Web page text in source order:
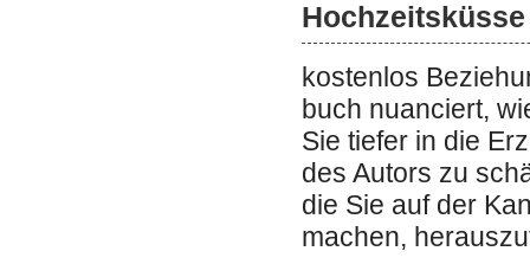
kostenlos
buch nuanciert,
Sie tiefer in die
des Autors zu
die Sie auf der
machen,